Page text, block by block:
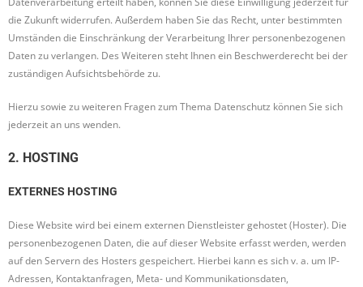
die Zukunft widerrufen. Außerdem haben Sie das Recht, unter bestimmten
Umständen die Einschränkung der Verarbeitung Ihrer personenbezogenen
Daten zu verlangen. Des Weiteren steht Ihnen ein Beschwerderecht bei der
zuständigen Aufsichtsbehörde zu.
Hierzu sowie zu weiteren Fragen zum Thema Datenschutz können Sie sich
jederzeit an uns wenden.
2. HOSTING
EXTERNES HOSTING
Diese Website wird bei einem externen Dienstleister gehostet (Hoster). Die
personenbezogenen Daten, die auf dieser Website erfasst werden, werden
auf den Servern des Hosters gespeichert. Hierbei kann es sich v. a. um IP-
Adressen, Kontaktanfragen, Meta- und Kommunikationsdaten,